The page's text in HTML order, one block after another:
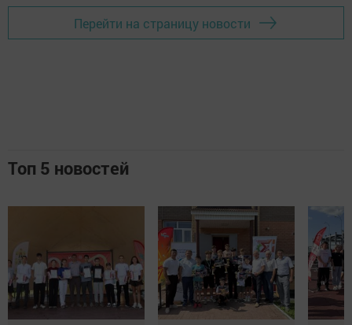
Перейти на страницу новости
Топ 5 новостей